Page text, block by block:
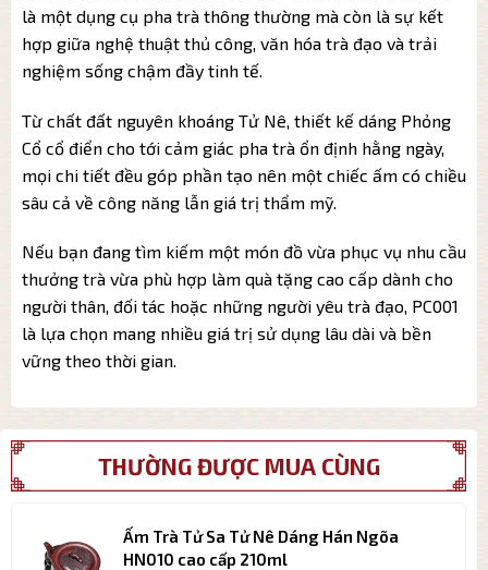
là một dụng cụ pha trà thông thường mà còn là sự kết
hợp giữa nghệ thuật thủ công, văn hóa trà đạo và trải
nghiệm sống chậm đầy tinh tế.
Từ chất đất nguyên khoáng Tử Nê, thiết kế dáng Phỏng
Cổ cổ điển cho tới cảm giác pha trà ổn định hằng ngày,
mọi chi tiết đều góp phần tạo nên một chiếc ấm có chiều
sâu cả về công năng lẫn giá trị thẩm mỹ.
Nếu bạn đang tìm kiếm một món đồ vừa phục vụ nhu cầu
thưởng trà vừa phù hợp làm quà tặng cao cấp dành cho
người thân, đối tác hoặc những người yêu trà đạo, PC001
là lựa chọn mang nhiều giá trị sử dụng lâu dài và bền
vững theo thời gian.
THƯỜNG ĐƯỢC MUA CÙNG
Ấm Trà Tử Sa Tử Nê Dáng Hán Ngõa
HN010 cao cấp 210ml